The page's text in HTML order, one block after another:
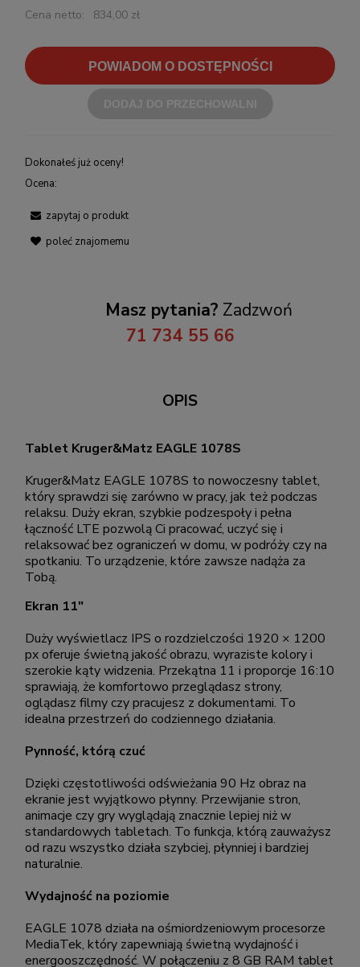
Cena netto: 834,00 zł
POWIADOM O DOSTĘPNOŚCI
Dokonałeś już oceny!
Ocena:
zapytaj o produkt
poleć znajomemu
Masz pytania? Zadzwoń
71 734 55 66
OPIS
Tablet Kruger&Matz EAGLE 1078S
Kruger&Matz EAGLE 1078S to nowoczesny tablet,
który sprawdzi się zarówno w pracy, jak też podczas
relaksu. Duży ekran, szybkie podzespoły i pełna
łączność LTE pozwolą Ci pracować, uczyć się i
relaksować bez ograniczeń w domu, w podróży czy na
spotkaniu. To urządzenie, które zawsze nadąża za
Tobą.
Ekran 11"
Duży wyświetlacz IPS o rozdzielczości 1920 × 1200
px oferuje świetną jakość obrazu, wyraziste kolory i
szerokie kąty widzenia. Przekątna 11 i proporcje 16:10
sprawiają, że komfortowo przeglądasz strony,
oglądasz filmy czy pracujesz z dokumentami. To
idealna przestrzeń do codziennego działania.
Pynność, którą czuć
Dzięki częstotliwości odświeżania 90 Hz obraz na
ekranie jest wyjątkowo płynny. Przewijanie stron,
animacje czy gry wyglądają znacznie lepiej niż w
standardowych tabletach. To funkcja, którą zauważysz
od razu wszystko działa szybciej, płynniej i bardziej
naturalnie.
Wydajność na poziomie
EAGLE 1078 działa na ośmiordzeniowym procesorze
MediaTek, który zapewniają świetną wydajność i
energooszczędność. W połączeniu z 8 GB RAM tablet